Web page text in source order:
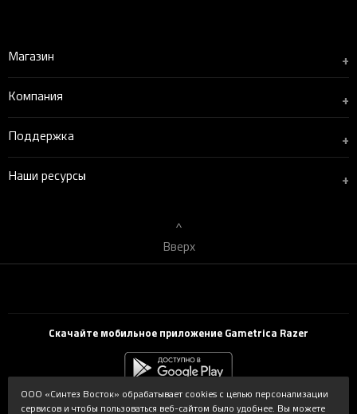
Магазин +
Компания +
Поддержка +
Наши ресурсы +
Вверх
Скачайте мобильное приложение Gametrica Razer
ООО «Синтез Восток» обрабатывает cookies с целью персонализации
сервисов и чтобы пользоваться веб-сайтом было удобнее. Вы можете